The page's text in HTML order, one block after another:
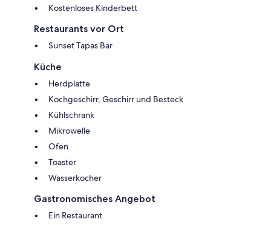
Kostenloses Kinderbett
Restaurants vor Ort
Sunset Tapas Bar
Küche
Herdplatte
Kochgeschirr, Geschirr und Besteck
Kühlschrank
Mikrowelle
Ofen
Toaster
Wasserkocher
Gastronomisches Angebot
Ein Restaurant